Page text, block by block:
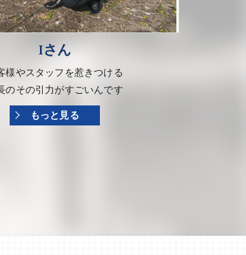
Iさん
様やスタッフを惹きつける
のその引力がすごいんです
もっと見る